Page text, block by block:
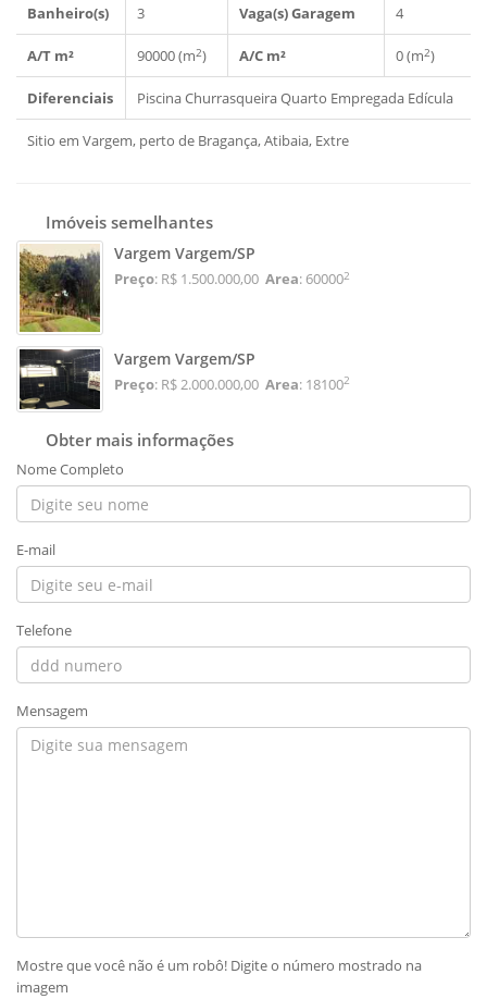
Banheiro(s) 3 Vaga(s) Garagem 4
A/T m² 90000 (m2) A/C m² 0 (m2)
Diferenciais PiscinaChurrasqueiraQuarto Empregada Edícula
Sitio em Vargem, perto de Bragança, Atibaia, Extre
Imóveis semelhantes
Vargem Vargem/SP
Preço: R$ 1.500.000,00 Area: 600002
Vargem Vargem/SP
Preço: R$ 2.000.000,00 Area: 181002
Obter mais informações
Nome Completo
E-mail
Telefone
Mensagem
Mostre que você não é um robô! Digite o número mostrado na
imagem